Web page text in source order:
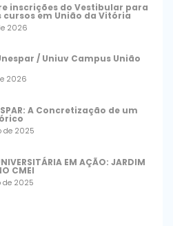
inscrições do Vestibular para
cursos em União da Vitória
2026
/ Uniuv Campus União
2026
A Concretização de um
de 2025
EM AÇÃO: JARDIM
CMEI
de 2025